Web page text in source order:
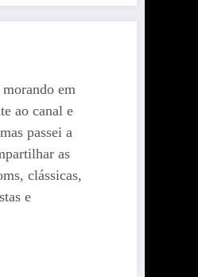
em
ao canal e
passei a
as
clássicas,
e